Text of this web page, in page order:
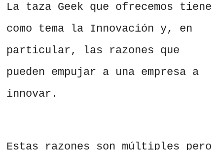
La taza Geek que ofrecemos tiene
como tema la Innovación y, en
particular, las razones que
pueden empujar a una empresa a
innovar.
Estas razones son múltiples pero